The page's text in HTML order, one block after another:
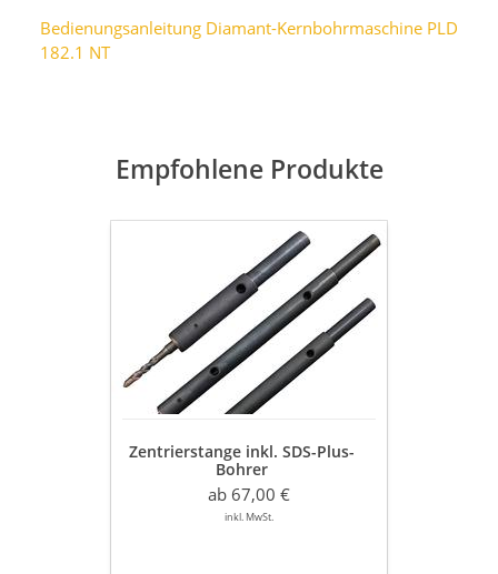
Bedienungsanleitung Diamant-Kernbohrmaschine PLD
182.1 NT
Empfohlene Produkte
Bohrer
Zentrierstange inkl. SDS-Plus-
Bohrer
ab 67,00 €
inkl. MwSt.